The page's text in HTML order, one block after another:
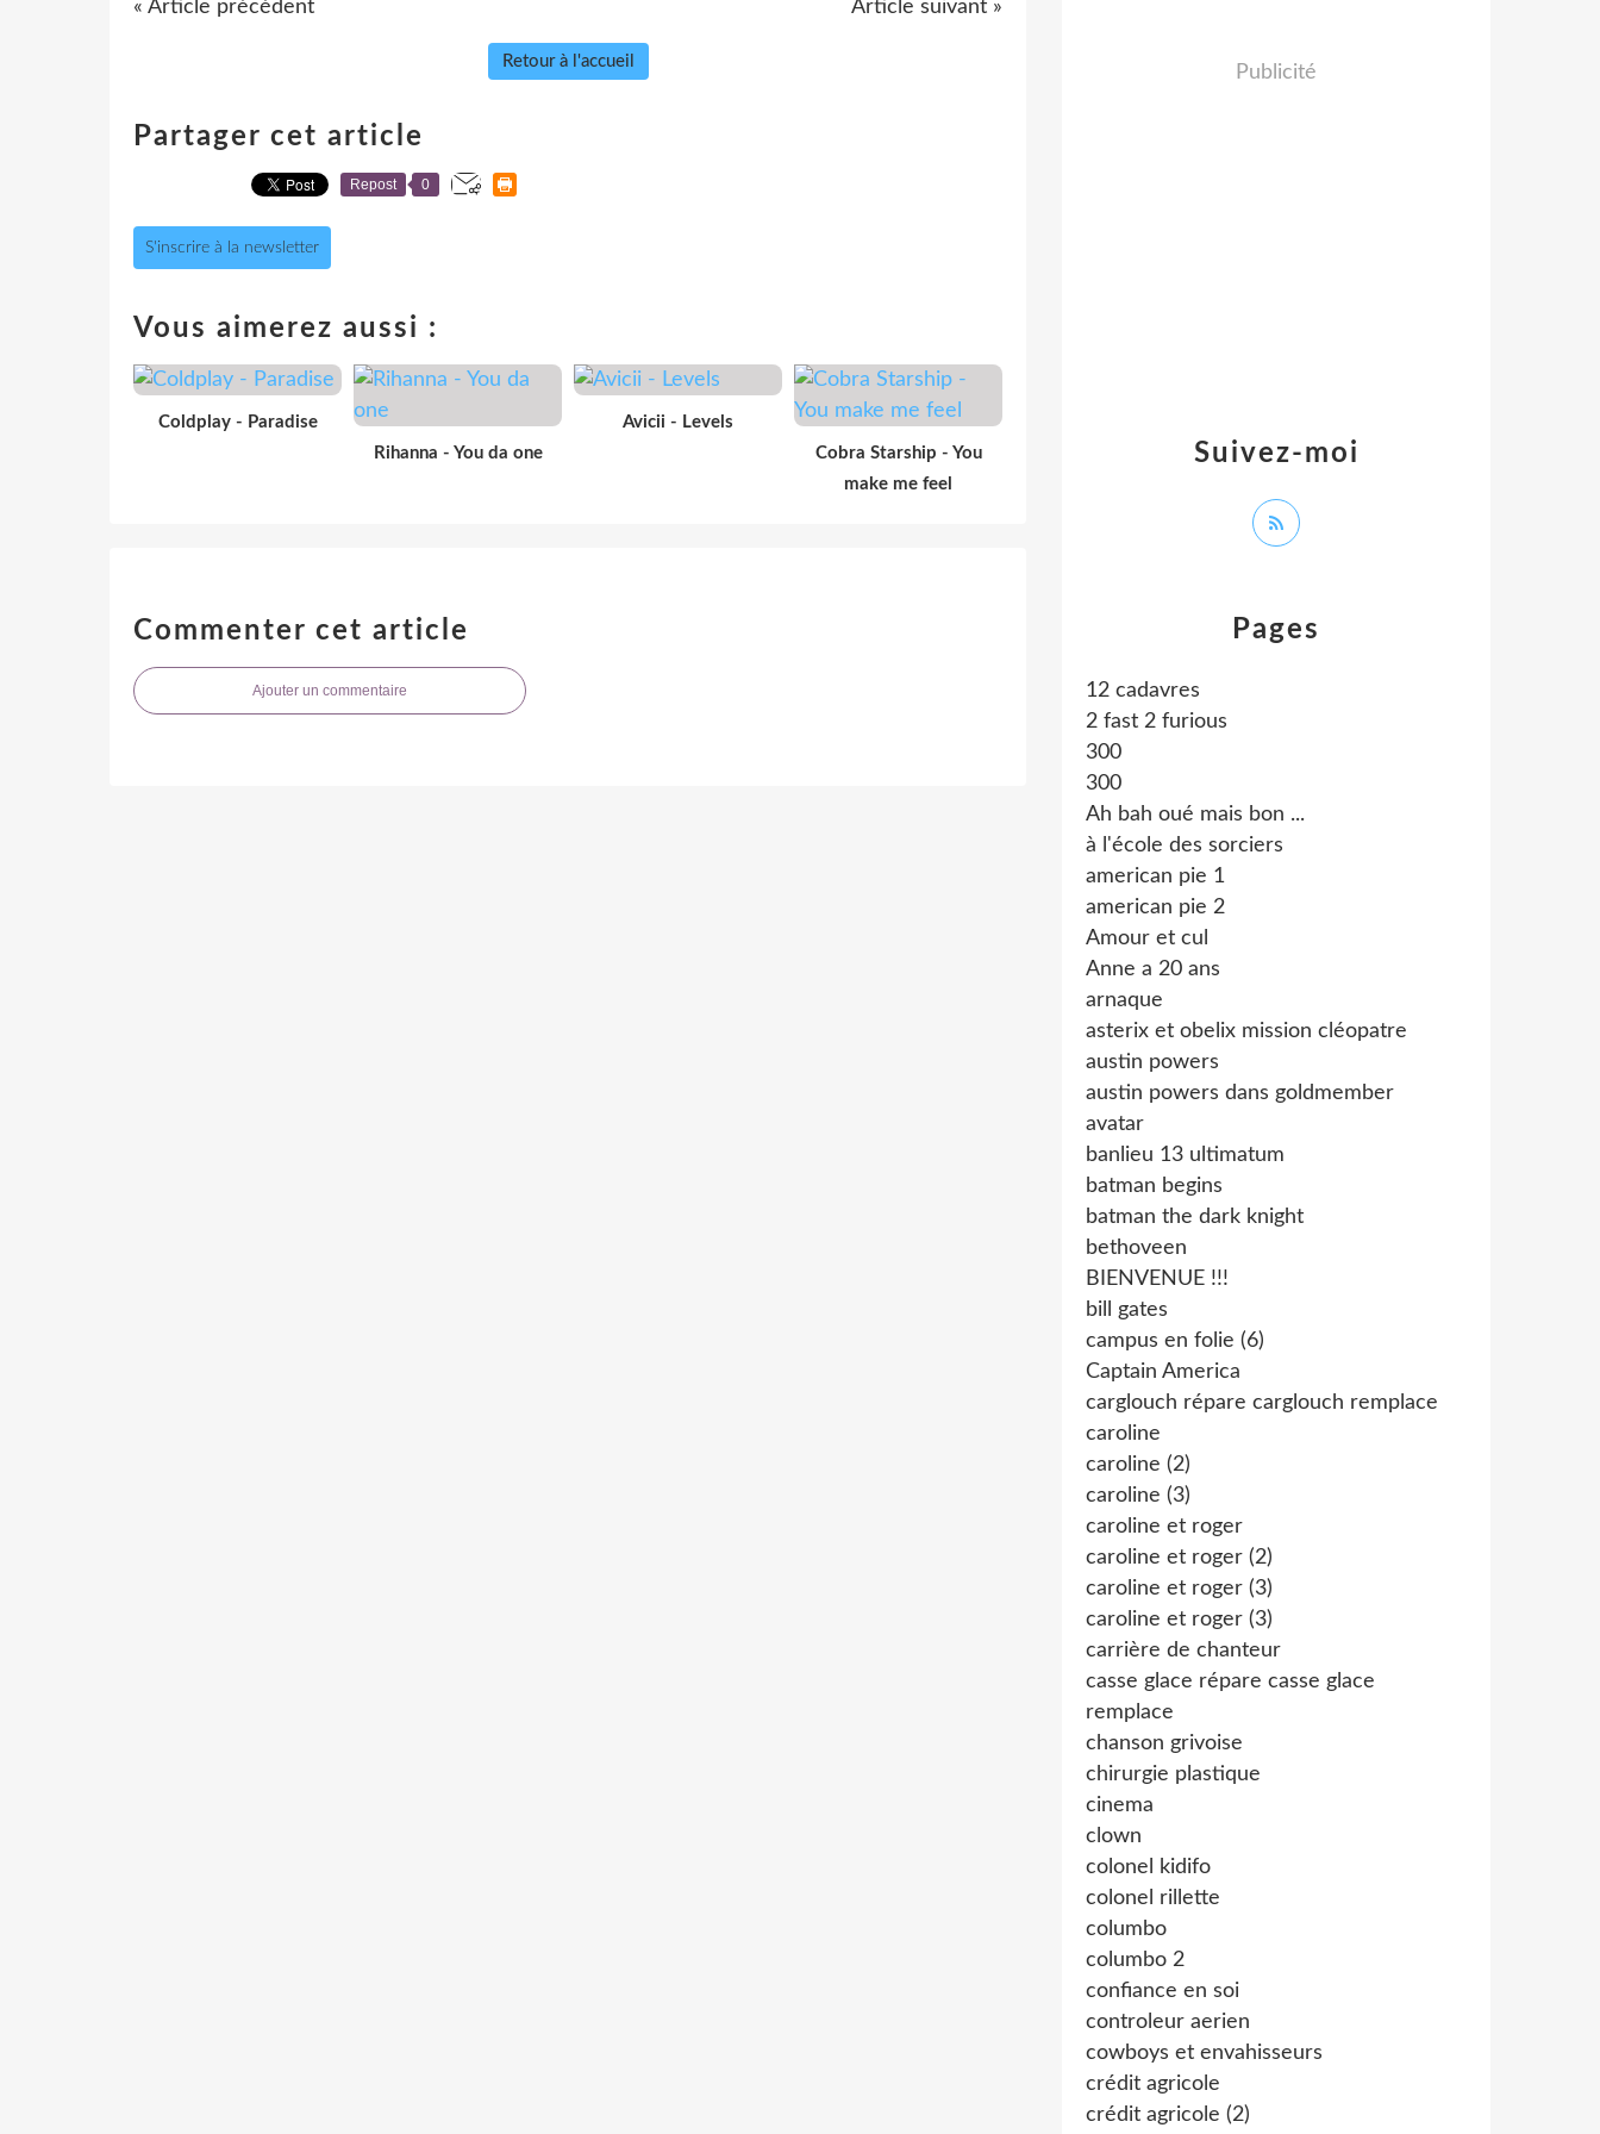
« Article précédent Article suivant »
Retour à l'accueil
Partager cet article
Repost 0
S'inscrire à la newsletter
Vous aimerez aussi :
Coldplay - Paradise
Rihanna - You da one
Avicii - Levels
Cobra Starship - You
make me feel
Commenter cet article
Ajouter un commentaire
Pages
12 cadavres
2 fast 2 furious
300
300
Ah bah oué mais bon ...
à l'école des sorciers
american pie 1
american pie 2
Amour et cul
Anne a 20 ans
arnaque
asterix et obelix mission cléopatre
austin powers
austin powers dans goldmember
avatar
banlieu 13 ultimatum
batman begins
batman the dark knight
bethoveen
BIENVENUE !!!
bill gates
campus en folie (6)
Captain America
carglouch répare carglouch remplace
caroline
caroline (2)
caroline (3)
caroline et roger
caroline et roger (2)
caroline et roger (3)
caroline et roger (3)
carrière de chanteur
casse glace répare casse glace
remplace
chanson grivoise
chirurgie plastique
cinema
clown
colonel kidifo
colonel rillette
columbo
columbo 2
confiance en soi
controleur aerien
cowboys et envahisseurs
crédit agricole
crédit agricole (2)
Suivez-moi
Publicité